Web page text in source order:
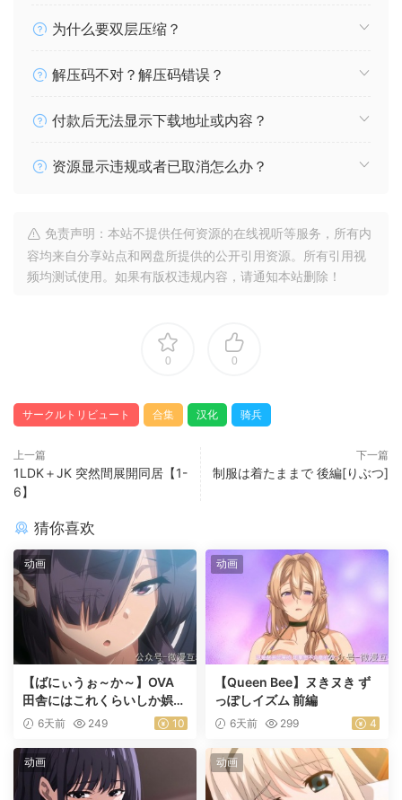
为什么要双层压缩？
解压码不对？解压码错误？
付款后无法显示下载地址或内容？
资源显示违规或者已取消怎么办？
免责声明：本站不提供任何资源的在线视听等服务，所有内
容均来自分享站点和网盘所提供的公开引用资源。所有引用视
频均测试使用。如果有版权违规内容，请通知本站删除！
0 0
サークルトリビュート 合集 汉化 骑兵
上一篇
1LDK＋JK 突然間展開同居【1-
6】
下一篇
制服は着たままで 後編[りぶつ]
猜你喜欢
动画
【ばにぃうぉ～か～】OVA
田舎にはこれくらいしか娯楽
がない ＃1乡下几乎没有娱乐
6天前 249 10
动画
【Queen Bee】ヌきヌき ず
っぽしイズム 前編
6天前 299 4
动画 动画